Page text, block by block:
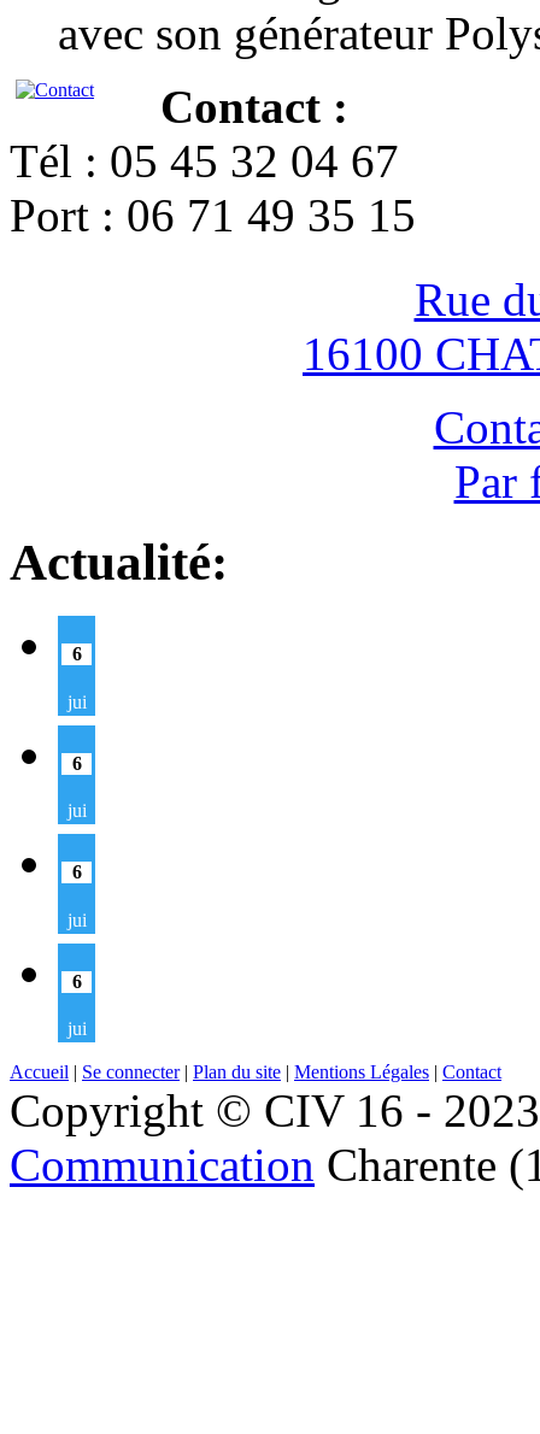
avec son générateur
Contact :
Tél : 05 45 32 04 67
Port : 06 71 49 35 15
Rue
16100
Par
Actualité:
6
jui
6
jui
6
jui
6
jui
Accueil | Se connecter| Plan du site | Mentions Légales | Contact
Copyright © CIV 16 -
Communication Charente